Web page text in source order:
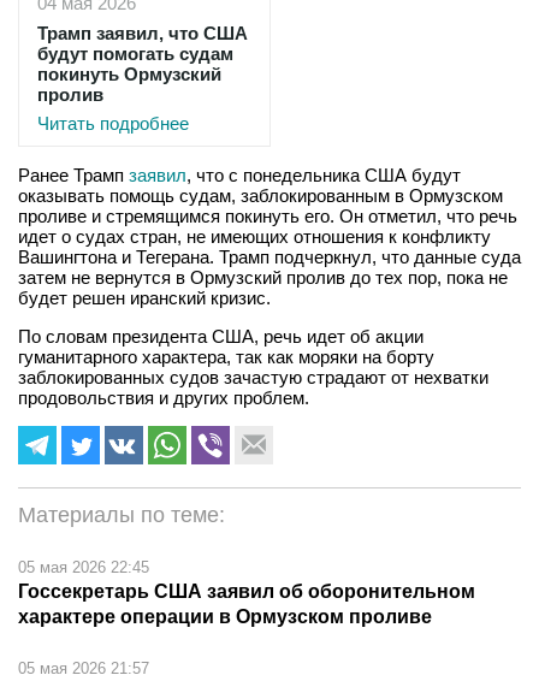
Трамп заявил, что США
будут помогать судам
покинуть Ормузский
пролив
Читать подробнее
Ранее Трамп заявил, что с понедельника США будут
оказывать помощь судам, заблокированным в Ормузском
проливе и стремящимся покинуть его. Он отметил, что речь
идет о судах стран, не имеющих отношения к конфликту
Вашингтона и Тегерана. Трамп подчеркнул, что данные суда
затем не вернутся в Ормузский пролив до тех пор, пока не
будет решен иранский кризис.
По словам президента США, речь идет об акции
гуманитарного характера, так как моряки на борту
заблокированных судов зачастую страдают от нехватки
продовольствия и других проблем.
Материалы по теме:
05 мая 2026 22:45
Госсекретарь США заявил об оборонительном
характере операции в Ормузском проливе
05 мая 2026 21:57